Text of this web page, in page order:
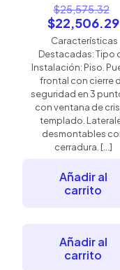
$25,575.32
$22,506.29
Características
Destacadas: Tipo
Instalación: Piso.
frontal con cierre
seguridad en 3
con ventana de
templado.
desmontables
cerradura. […]
Añadir al
carrito
Añadir al
carrito